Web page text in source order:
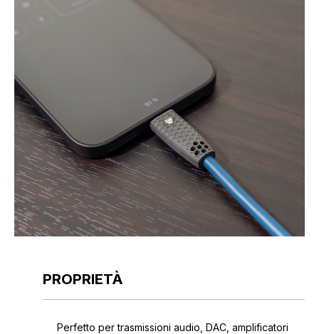
PROPRIETÀ
Perfetto per trasmissioni audio, DAC, amplificatori